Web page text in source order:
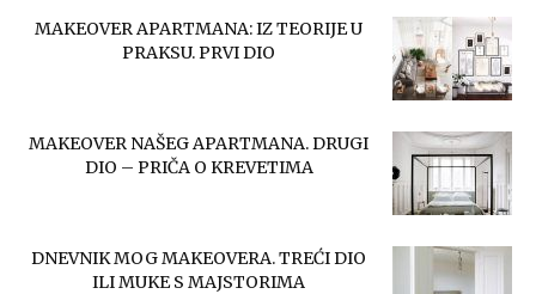
MAKEOVER APARTMANA: IZ TEORIJE U
PRAKSU. PRVI DIO
MAKEOVER NAŠEG APARTMANA. DRUGI
DIO – PRIČA O KREVETIMA
DNEVNIK MOG MAKEOVERA. TREĆI DIO
ILI MUKE S MAJSTORIMA